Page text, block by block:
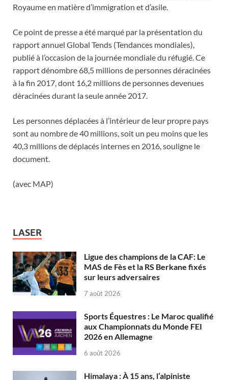
Royaume en matière d’immigration et d’asile.
Ce point de presse a été marqué par la présentation du
rapport annuel Global Tends (Tendances mondiales),
publié à l’occasion de la journée mondiale du réfugié. Ce
rapport dénombre 68,5 millions de personnes déracinées
à la fin 2017, dont 16,2 millions de personnes devenues
déracinées durant la seule année 2017.
Les personnes déplacées à l’intérieur de leur propre pays
sont au nombre de 40 millions, soit un peu moins que les
40,3 millions de déplacés internes en 2016, souligne le
document.
(avec MAP)
LASER
Ligue des champions de la CAF: Le
MAS de Fès et la RS Berkane fixés
sur leurs adversaires
7 août 2026
Sports Équestres : Le Maroc qualifié
aux Championnats du Monde FEI
2026 en Allemagne
6 août 2026
Himalaya : À 15 ans, l’alpiniste